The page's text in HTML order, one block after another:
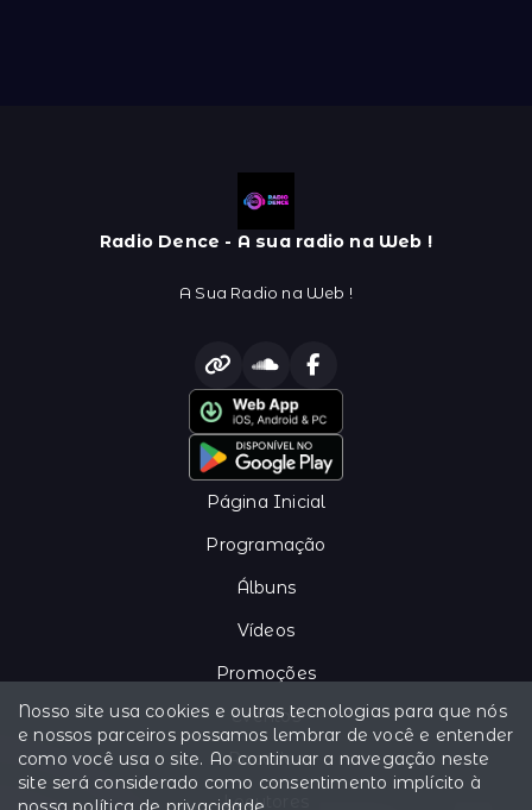
Radio Dence - A sua radio na Web !
A Sua Radio na Web !
Página Inicial
Programação
Álbuns
Vídeos
Promoções
Eventos
Recados
Locutores
Nosso site usa cookies e outras tecnologias para que nós
e nossos parceiros possamos lembrar de você e entender
como você usa o site. Ao continuar a navegação neste
site será considerado como consentimento implícito à